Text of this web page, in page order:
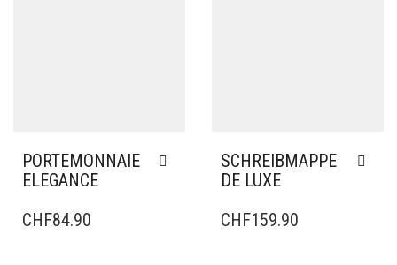
PORTEMONNAIE
ELEGANCE
CHF84.90
SCHREIBMAPPE
DE LUXE
CHF159.90